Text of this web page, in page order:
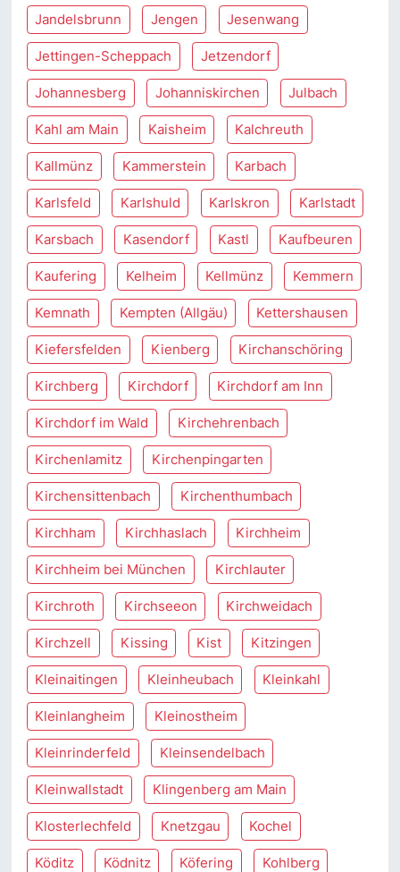
Jandelsbrunn Jengen Jesenwang
Jettingen-Scheppach Jetzendorf
Johannesberg Johanniskirchen Julbach
Kahl am Main Kaisheim Kalchreuth
Kallmünz Kammerstein Karbach
Karlsfeld Karlshuld Karlskron Karlstadt
Karsbach Kasendorf Kastl Kaufbeuren
Kaufering Kelheim Kellmünz Kemmern
Kemnath Kempten (Allgäu) Kettershausen
Kiefersfelden Kienberg Kirchanschöring
Kirchberg Kirchdorf Kirchdorf am Inn
Kirchdorf im Wald Kirchehrenbach
Kirchenlamitz Kirchenpingarten
Kirchensittenbach Kirchenthumbach
Kirchham Kirchhaslach Kirchheim
Kirchheim bei München Kirchlauter
Kirchroth Kirchseeon Kirchweidach
Kirchzell Kissing Kist Kitzingen
Kleinaitingen Kleinheubach Kleinkahl
Kleinlangheim Kleinostheim
Kleinrinderfeld Kleinsendelbach
Kleinwallstadt Klingenberg am Main
Klosterlechfeld Knetzgau Kochel
Köditz Ködnitz Köfering Kohlberg